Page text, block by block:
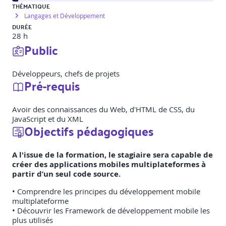
THÉMATIQUE
Langages et Développement
DURÉE
28 h
Public
Développeurs, chefs de projets
Pré-requis
Avoir des connaissances du Web, d'HTML de CSS, du
JavaScript et du XML
Objectifs pédagogiques
A l'issue de la formation, le stagiaire sera capable de
créer des applications mobiles multiplateformes à
partir d’un seul code source.
• Comprendre les principes du développement mobile
multiplateforme
• Découvrir les Framework de développement mobile les
plus utilisés